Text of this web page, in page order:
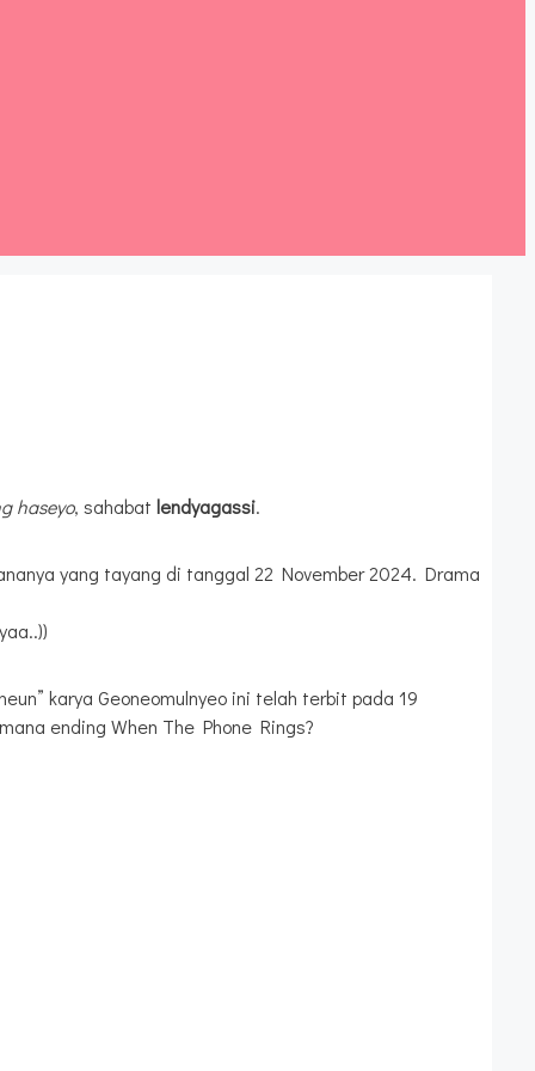
haseyo, sahabat lendyagassi.
yang tayang di tanggal 22 November 2024. Drama
karya Geoneomulnyeo ini telah terbit pada 19
ending When The Phone Rings?